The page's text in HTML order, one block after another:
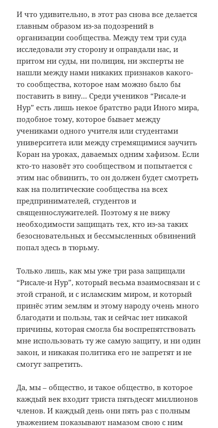
И что удивительно, в этот раз снова все делается
главным образом из-за подозрений в
организации сообщества. Между тем три суда
исследовали эту сторону и оправдали нас, и
притом ни суды, ни полиция, ни эксперты не
нашли между нами никаких признаков какого-
то сообщества, которое нам можно было бы
поставить в вину… Среди учеников “Рисале-и
Нур” есть лишь некое братство ради Иного мира,
подобное тому, которое бывает между
учениками одного учителя или студентами
университета или между стремящимися заучить
Коран на уроках, даваемых одним хафизом. Если
кто-то назовёт это сообществом и попытается с
этим нас обвинить, то он должен будет смотреть
как на политические сообщества на всех
предпринимателей, студентов и
священнослужителей. Поэтому я не вижу
необходимости защищать тех, кто из-за таких
безосновательных и бессмысленных обвинений
попал здесь в тюрьму.
Только лишь, как мы уже три раза защищали
“Рисале-и Нур”, который весьма взаимосвязан и с
этой страной, и с исламским миром, и который
принёс этим землям и этому народу очень много
благодати и пользы, так и сейчас нет никакой
причины, которая смогла бы воспрепятствовать
мне использовать ту же самую защиту, и ни один
закон, и никакая политика его не запретят и не
смогут запретить.
Да, мы – общество, и такое общество, в которое
каждый век входит триста пятьдесят миллионов
членов. И каждый день они пять раз с полным
уважением показывают намазом свою с ним